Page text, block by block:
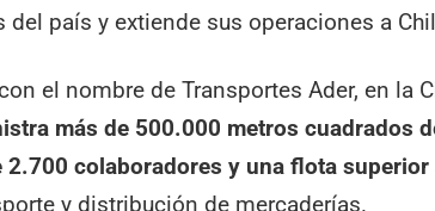
país y extiende sus operaciones a
el nombre de Transportes Ader, en la
más de 500.000 metros cuadrados
2.700 colaboradores y una flota
y distribución de mercaderías.